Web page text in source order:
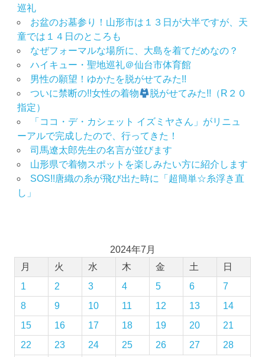
施
七
京
染
店
い
出
作
り
の
い
袖
の
し
み
ぬ
き
振
袖
巡礼
お盆のお墓参り！山形市は１３日が大半ですが、天
童では１４日のところも
なぜフォーマルな場所に、大島を着てだめなの？
ハイキュー・聖地巡礼＠仙台市体育館
男性の願望！ゆかたを脱がせてみた!!
ついに禁断の!!女性の着物
脱がせてみた!!（R２０
指定）
「ココ・デ・カシェット イズミヤさん」がリニュ
ーアルで完成したので、行ってきた！
司馬遼太郎先生の名言が並びます
山形県で着物スポットを楽しみたい方に紹介します
SOS!!唐織の糸が飛び出た時に「超簡単☆糸浮き直
し」
2024年7月
月
火 水 木 金 土
日
1
2 3 4 5 6
7
8
9 10 11 12 13
14
15
16 17 18 19 20
21
22
23 24 25 26 27
28